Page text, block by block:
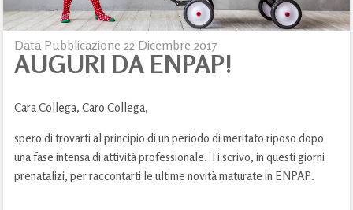
Data Pubblicazione 22 Dicembre 2017
AUGURI DA ENPAP!
Cara Collega, Caro Collega,
spero di trovarti al principio di un periodo di meritato riposo dopo
una fase intensa di attività professionale. Ti scrivo, in questi giorni
prenatalizi, per raccontarti le ultime novità maturate in ENPAP.